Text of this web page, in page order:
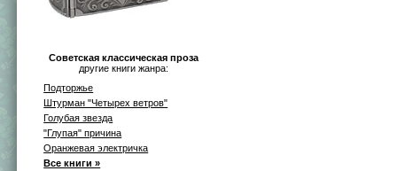
Советская классическая проза
другие книги жанра:
Подторжье
Штурман "Четырех ветров"
Голубая звезда
"Глупая" причина
Оранжевая электричка
Все книги »